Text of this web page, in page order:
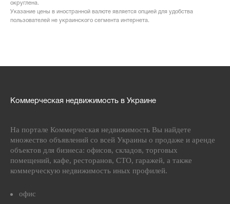
округлена.
Указание цены в иностранной валюте является опцией для удобства
пользователей не украинского сегмента интернета.
Коммерческая недвижимость в Украине
На портале Коммерческая недвижимость Вы найдете
множество объявлений со всей Украины о продаже и аренде
объектов для бизнеса: офисов, складов, торговых
помещений, кафе, ресторанов, СТО, гаражей, а также
коммерческую недвижимость иных профилей.
офис